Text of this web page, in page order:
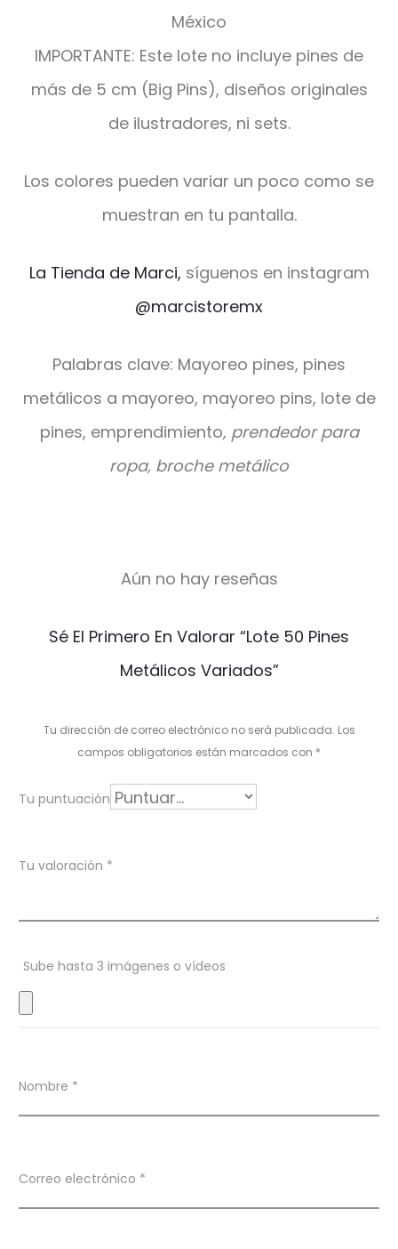
México
IMPORTANTE: Este lote no incluye pines de
más de 5 cm (Big Pins), diseños originales
de ilustradores, ni sets.
Los colores pueden variar un poco como se
muestran en tu pantalla.
La Tienda de Marci, síguenos en instagram
@marcistoremx
Palabras clave: Mayoreo pines, pines
metálicos a mayoreo, mayoreo pins, lote de
pines, emprendimiento, prendedor para
ropa, broche metálico
c
o
n
s
Aún no hay reseñas
Sé El Primero En Valorar “Lote 50 Pines
Metálicos Variados”
Tu dirección de correo electrónico no será publicada. Los
campos obligatorios están marcados con *
Tu puntuación
Tu valoración *
Sube hasta 3 imágenes o vídeos
Nombre *
Correo electrónico *